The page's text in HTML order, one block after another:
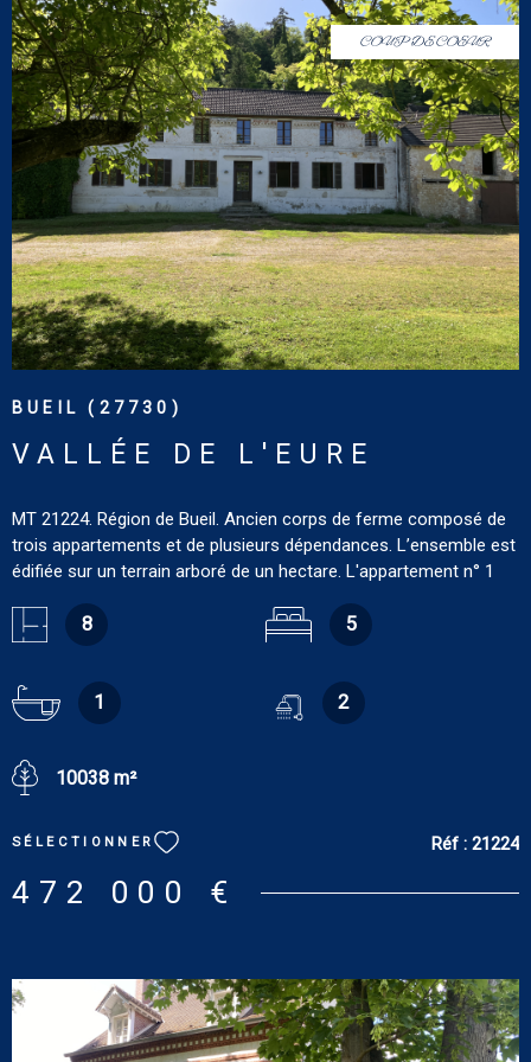
disponibles sur le site : www.georisques.gouv.fr
BUEIL (27730)
VALLÉE DE L'EURE
MT 21224. Région de Bueil. Ancien corps de ferme composé de
trois appartements et de plusieurs dépendances. L’ensemble est
édifiée sur un terrain arboré de un hectare. L'appartement n° 1
et cuisine américaine, pièce de 9.54 m² et salle de douches/wc
de 7.78 m². Tout confort : chauffage électrique. DPE : E. GES : B.
utilisation standard : entre 970 € et 1 360 € [prix moyens des
énergies indexés sur les années 2021, 2022 et 2023
42.96 m²) comprend : pièce de 25.48 m² avec salon ouvert sur
3.95 m², buanderie/dressing, wc. Tout confort : chauffage
électrique. DPE : F. GES : C. Estimation des coûts annuels
d'énergie du logement pour une utilisation standard : entre 1 250
€ et 1 750 € [prix moyens des énergies indexés sur les années
salon-salle à manger parqueté de 39.94 m², buanderie,
dégagement de 16.88 m², trois chambres parquetée (12.84 m²,
11.14 m² et 11.11 m²) salle de bains de 5.18 m², wc. Grenier sur
8 5
1 2
10038 m²
SÉLECTIONNER Réf : 21224
472 000 €
COUP DE COEUR
VOIR LE BIEN